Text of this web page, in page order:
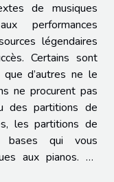
de musiques
performances
légendaires
Certains sont
d’autres ne le
ne procurent pas
des partitions de
les partitions de
bases qui vous
aux pianos. La